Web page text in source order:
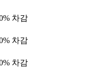
차감
차감
차감